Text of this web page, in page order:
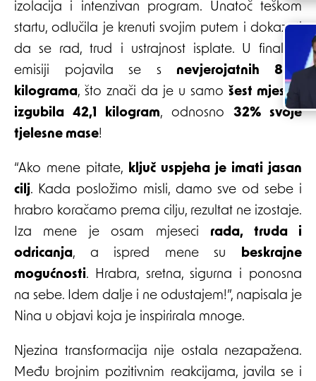
izolacija i intenzivan program. Unatoč teškom
startu, odlučila je krenuti svojim putem i dokazati
da se rad, trud i ustrajnost isplate. U finalnoj
emisiji pojavila se s nevjerojatnih 89,4
kilograma, što znači da je u samo šest mjeseci
izgubila 42,1 kilogram, odnosno 32% svoje
tjelesne mase!
“Ako mene pitate, ključ uspjeha je imati jasan
cilj. Kada posložimo misli, damo sve od sebe i
hrabro koračamo prema cilju, rezultat ne izostaje.
Iza mene je osam mjeseci rada, truda i
odricanja, a ispred mene su beskrajne
mogućnosti. Hrabra, sretna, sigurna i ponosna
na sebe. Idem dalje i ne odustajem!”, napisala je
Nina u objavi koja je inspirirala mnoge.
Njezina transformacija nije ostala nezapažena.
Među brojnim pozitivnim reakcijama, javila se i